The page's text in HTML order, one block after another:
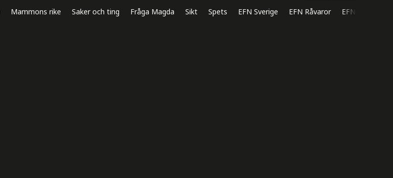
Mammons rike Saker och ting Fråga Magda Sikt Spets EFN Sverige EFN Råvaror EFN Direkt